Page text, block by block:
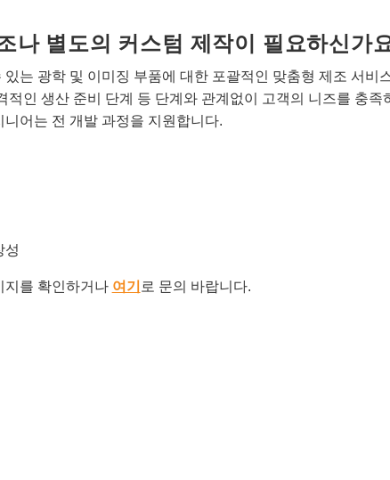
나 별도의 커스텀 제작이 필요하신가
는 광학 및 이미징 부품에 대한 포괄적인 맞춤형 제조 서비
인 생산 준비 단계 등 단계와 관계없이 고객의 니즈를 충족
어는 전 개발 과정을 지원합니다.
성
를 확인하거나 여기 로 문의 바랍니다.